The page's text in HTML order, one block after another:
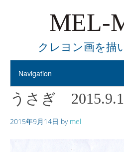
MEL-
クレヨン画を描
うさぎ
2015年9月14日 by mel